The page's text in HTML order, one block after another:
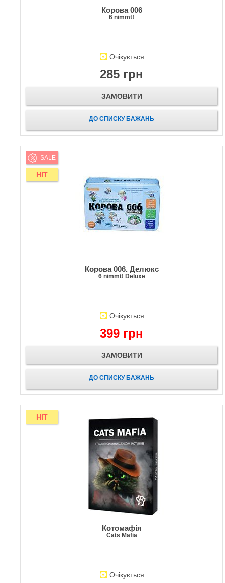
Корова 006
6 nimmt!
Очікується
285 грн
ЗАМОВИТИ
ДО СПИСКУ БАЖАНЬ
SALE
HIT
Корова 006. Делюкс
6 nimmt! Deluxe
Очікується
399 грн
ЗАМОВИТИ
ДО СПИСКУ БАЖАНЬ
HIT
Котомафія
Cats Mafia
Очікується